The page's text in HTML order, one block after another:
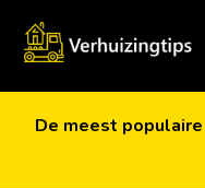
De meest